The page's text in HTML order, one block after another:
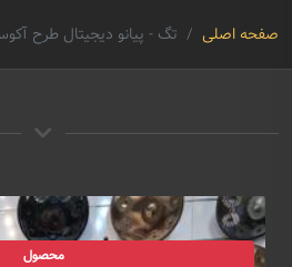
صفحه اصلی تگ - پیانو دیجیتال طرح
محصول